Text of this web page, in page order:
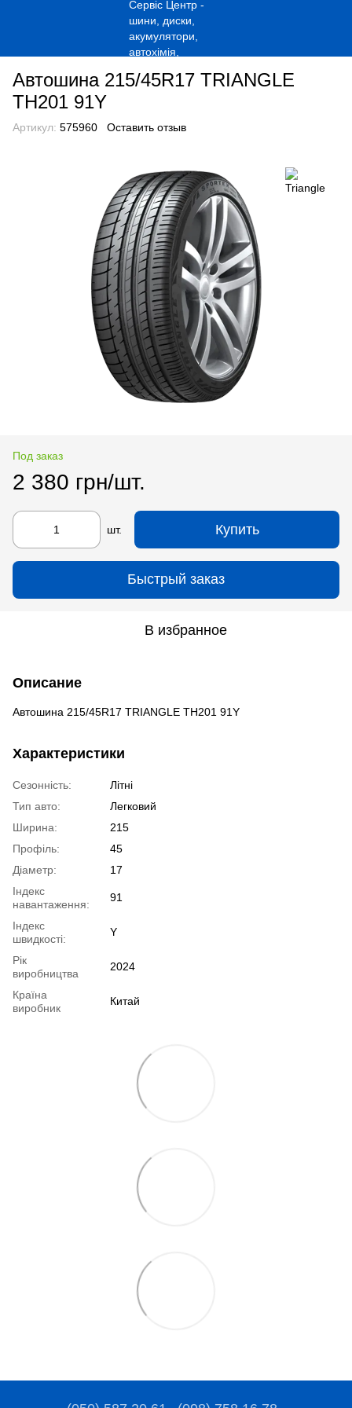
Автошина 215/45R17 TRIANGLE
TH201 91Y
Артикул: 575960 Оставить отзыв
Под заказ
2 380 грн/шт.
шт. Купить
Быстрый заказ
В избранное
Описание
Автошина 215/45R17 TRIANGLE TH201 91Y
Характеристики
Сезонність:
Літні
Тип авто:
Легковий
Ширина:
215
Профіль:
45
Діаметр:
17
Індекс
навантаження:
91
Індекс
швидкості:
Y
Рік
виробництва
2024
Країна
виробник
Китай